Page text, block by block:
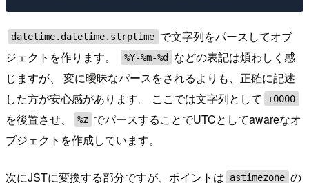
datetime.datetime.strptime で文字列をパースしてオブ
ジェクトを作ります。
%Y-%m-%d
などの表記は煩わしく感
じますが、 変に曖昧なパースをされるよりも、正確に記述
した方が安心感があります。 ここでは文字列として
+0000
を後置させ、 %z でパースすることでUTCとしてawareなオ
ブジェクトを作成しています。
次にJSTに変換する部分ですが、ポイントは astimezone の